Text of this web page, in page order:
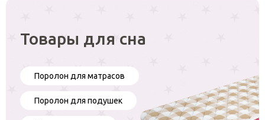
Товары для сна
Поролон для матрасов
Поролон для подушек